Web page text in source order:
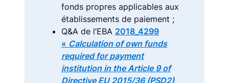
fonds propres applicables aux
établissements de paiement ;
Q&A de l’EBA 2018_4299
« Calculation of own funds
required for payment
institution in the Article 9 of
Directive EU 2015/36 (PSD2)